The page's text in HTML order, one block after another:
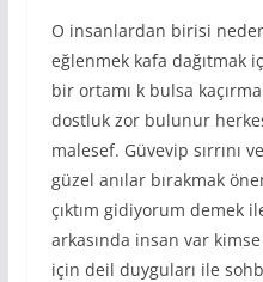
O insanlardan birisi
eğlenmek kafa dağıtmak
bir ortamı k bulsa
dostluk zor bulunur
malesef. Güvevip sırrını
güzel anılar bırakmak
çıktım gidiyorum demek
arkasında insan var
için deil duyguları ile